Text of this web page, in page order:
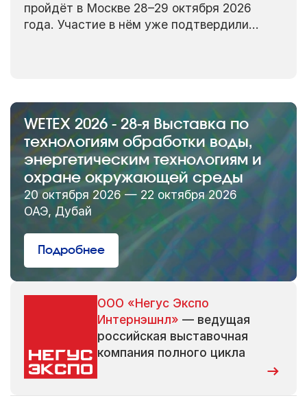
пройдёт в Москве 28–29 октября 2026
года. Участие в нём уже подтвердили
поступать — ожидается, что в итоге на
форум приедут представители
практически всех 54 стран континента.
WETEX 2026 - 28-я Выставка по
технологиям обработки воды,
энергетическим технологиям и
охране окружающей среды
20 октября 2026 — 22 октября 2026
ОАЭ, Дубай
Подробнее
ООО «Негус Экспо
Интернэшнл» — ведущая
российская выставочная
компания полного цикла